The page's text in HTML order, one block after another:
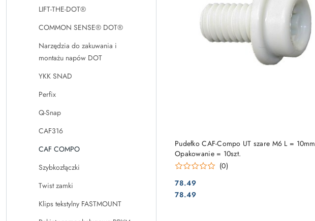
LIFT-THE-DOT®
COMMON SENSE® DOT®
Narzędzia do zakuwania i
montażu napów DOT
YKK SNAD
Perfix
Q-Snap
CAF316
CAF COMPO
Szybkozłączki
Twist zamki
Klips tekstylny FASTMOUNT
Pudełko CAF-Compo UT szare M6 L = 10mm
Opakowanie = 10szt.
(0)
Cena:
78.49
Cena:
78.49
DO KOSZYKA